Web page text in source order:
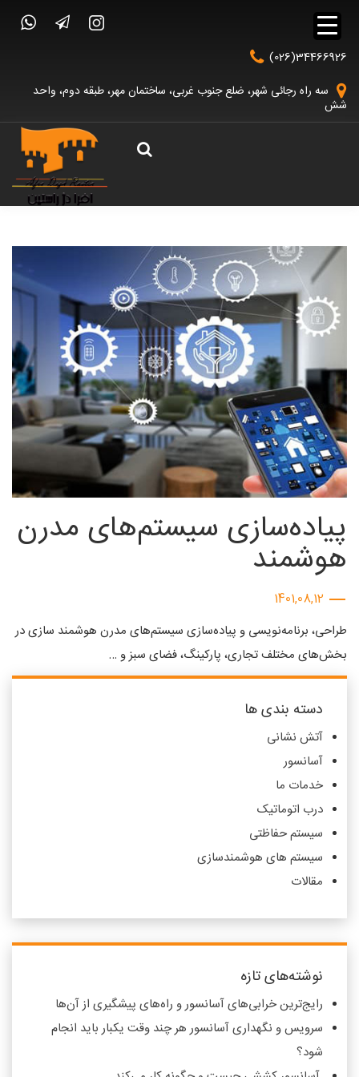
(026)34466926
سه راه رجائی شهر، ضلع جنوب غربی، ساختمان مهر، طبقه دوم، واحد
شش
پیاده‌سازی سیستم‌های مدرن
هوشمند
1401,08,12
طراحی، برنامه‌نویسی و پیاده‌سازی سیستم‌های مدرن هوشمند سازی در
بخش‌های مختلف تجاری، پارکینگ، فضای سبز و …
دسته بندی ها
آتش نشانی
آسانسور
خدمات ما
درب اتوماتیک
سیستم حفاظتی
سیستم های هوشمندسازی
مقالات
نوشته‌های تازه
رایج‌ترین خرابی‌های آسانسور و راه‌های پیشگیری از آن‌ها
سرویس و نگهداری آسانسور هر چند وقت یکبار باید انجام
شود؟